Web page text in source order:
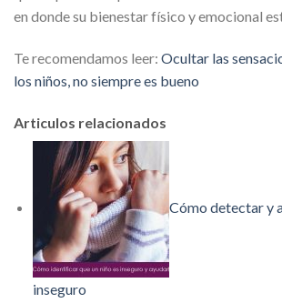
en donde su bienestar físico y emocional
Te recomendamos leer: Ocultar las
los niños, no siempre es bueno
Articulos relacionados
Cómo detectar y
inseguro